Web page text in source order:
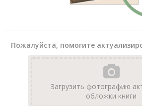
Пожалуйста, помогите
Загрузить фотографию
обложки книги